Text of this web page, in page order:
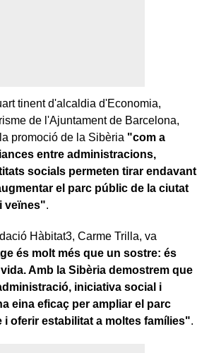
tinent d'alcaldia d'Economia,
de l'Ajuntament de Barcelona,
promoció de la Sibèria "com a
entre administracions,
socials permeten tirar endavant
el parc públic de la ciutat
veïnes".
Hàbitat3, Carme Trilla, va
és molt més que un sostre: és
Amb la Sibèria demostrem que
iniciativa social i
eina eficaç per ampliar el parc
oferir estabilitat a moltes famílies".